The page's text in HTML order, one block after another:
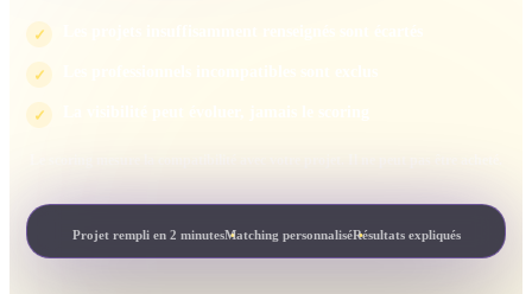
✓
✓
✓
Projet rempli en 2 minutesMatching personnaliséRésultats expliqués